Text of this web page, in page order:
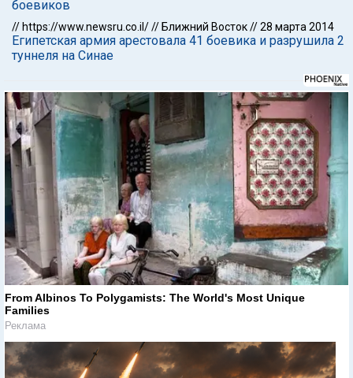
боевиков
// https://www.newsru.co.il/// Ближний Восток//28 марта 2014
Египетская армия арестовала 41 боевика и разрушила 2
туннеля на Синае
From Albinos To Polygamists: The World's Most Unique
Families
Реклама